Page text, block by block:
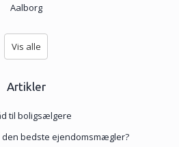
Aalborg
Vis alle
Artikler
til boligsælgere
bedste ejendomsmægler?